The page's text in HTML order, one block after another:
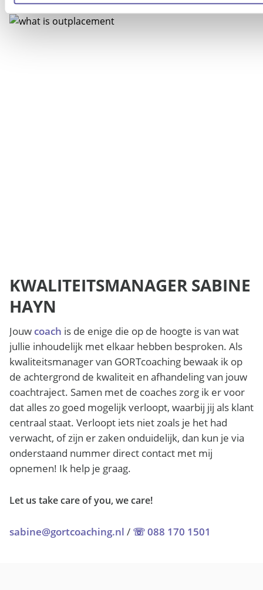
KWALITEITSMANAGER SABINE
HAYN
Jouw coach is de enige die op de hoogte is van wat
jullie inhoudelijk met elkaar hebben besproken. Als
kwaliteitsmanager van GORTcoaching bewaak ik op
de achtergrond de kwaliteit en afhandeling van jouw
coachtraject. Samen met de coaches zorg ik er voor
dat alles zo goed mogelijk verloopt, waarbij jij als klant
centraal staat. Verloopt iets niet zoals je het had
verwacht, of zijn er zaken onduidelijk, dan kun je via
onderstaand nummer direct contact met mij
opnemen! Ik help je graag.
Let us take care of you, we care!
sabine@gortcoaching.nl / ☏ 088 170 1501